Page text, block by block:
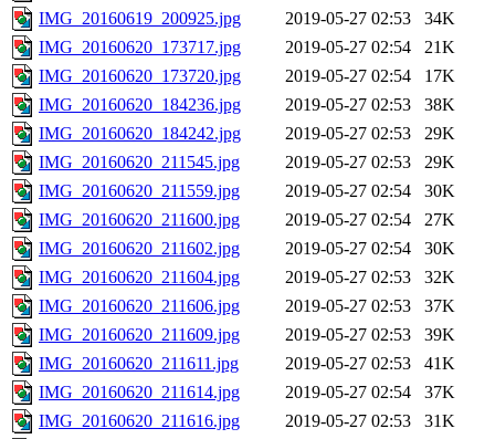
IMG_20160619_200925.jpg
2019-05-27 02:53
34K
IMG_20160620_173717.jpg
2019-05-27 02:54
21K
IMG_20160620_173720.jpg
2019-05-27 02:54
17K
IMG_20160620_184236.jpg
2019-05-27 02:53
38K
IMG_20160620_184242.jpg
2019-05-27 02:53
29K
IMG_20160620_211545.jpg
2019-05-27 02:53
29K
IMG_20160620_211559.jpg
2019-05-27 02:54
30K
IMG_20160620_211600.jpg
2019-05-27 02:54
27K
IMG_20160620_211602.jpg
2019-05-27 02:54
30K
IMG_20160620_211604.jpg
2019-05-27 02:53
32K
IMG_20160620_211606.jpg
2019-05-27 02:53
37K
IMG_20160620_211609.jpg
2019-05-27 02:53
39K
IMG_20160620_211611.jpg
2019-05-27 02:53
41K
IMG_20160620_211614.jpg
2019-05-27 02:54
37K
IMG_20160620_211616.jpg
2019-05-27 02:53
31K